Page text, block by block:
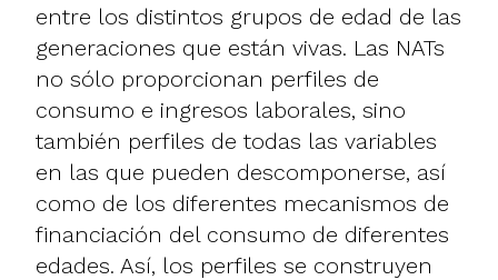
entre los distintos grupos de edad de las
generaciones que están vivas. Las NATs
no sólo proporcionan perfiles de
consumo e ingresos laborales, sino
también perfiles de todas las variables
en las que pueden descomponerse, así
como de los diferentes mecanismos de
financiación del consumo de diferentes
edades. Así, los perfiles se construyen